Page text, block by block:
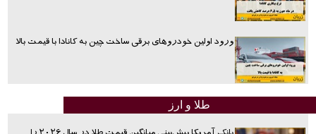
ورود اولین خودروهای برقی ساخت چین به کانادا با قیمت بالا
طلا و ارز